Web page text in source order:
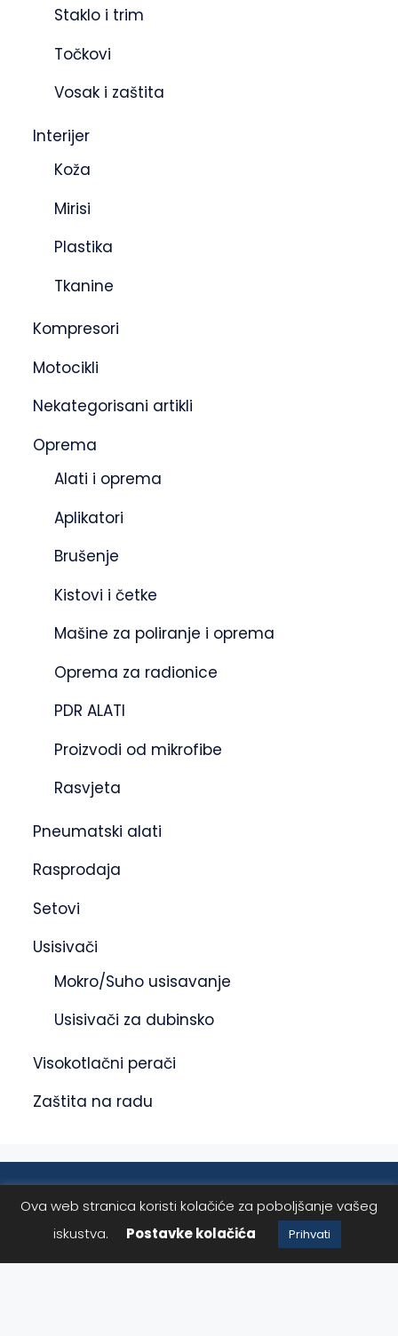
Staklo i trim
Točkovi
Vosak i zaštita
Interijer
Koža
Mirisi
Plastika
Tkanine
Kompresori
Motocikli
Nekategorisani artikli
Oprema
Alati i oprema
Aplikatori
Brušenje
Kistovi i četke
Mašine za poliranje i oprema
Oprema za radionice
PDR ALATI
Proizvodi od mikrofibe
Rasvjeta
Pneumatski alati
Rasprodaja
Setovi
Usisivači
Mokro/Suho usisavanje
Usisivači za dubinsko
Visokotlačni perači
Zaštita na radu
privatnosti / Uslovi korištenja
8.00KM
6.80KM
Dodaj u korpu
Ova web stranica koristi kolačiće za poboljšanje vašeg
iskustva.
Postavke kolačića Prihvati